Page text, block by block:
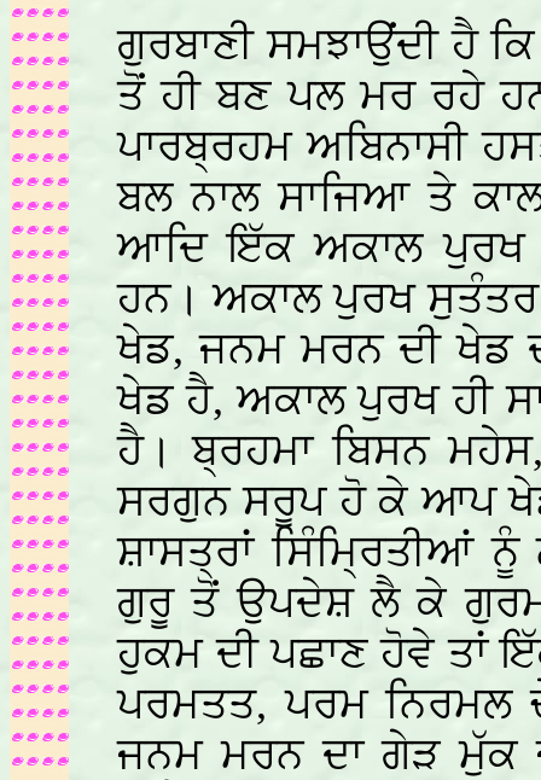
ਗੁਰਬਾਣੀ ਸਮਝਾਉਂਦੀ ਹੈ
ਤੋਂ ਹੀ ਬਣ ਪਲ ਮਰ ਰਹੇ
ਪਾਰਬ੍ਰਹਮ ਅਬਿਨਾਸੀ
ਬਲ ਨਾਲ ਸਾਜਿਆ ਤੇ
ਆਦਿ ਇੱਕ ਅਕਾਲ ਪੁਰਖ
ਹਨ। ਅਕਾਲ ਪੁਰਖ
ਖੇਡ, ਜਨਮ ਮਰਨ ਦੀ ਖੇਡ
ਖੇਡ ਹੈ, ਅਕਾਲ ਪੁਰਖ ਹੀ
ਹੈ। ਬ੍ਰਹਮਾ ਬਿਸਨ
ਸਰਗੁਨ ਸਰੂਪ ਹੋ ਕੇ ਆਪ ਖੇਡ
ਸ਼ਾਸਤ੍ਰਾਂ ਸਿੰਮ੍ਰਿਤੀਆਂ
ਗੁਰੂ ਤੋਂ ਉਪਦੇਸ਼ ਲੈ ਕੇ
ਹੁਕਮ ਦੀ ਪਛਾਣ ਹੋਵੇ ਤਾਂ
ਪਰਮਤਤ, ਪਰਮ ਨਿਰਮਲ
ਜਨਮ ਮਰਨ ਦਾ ਗੇੜ ਮੁੱਕ